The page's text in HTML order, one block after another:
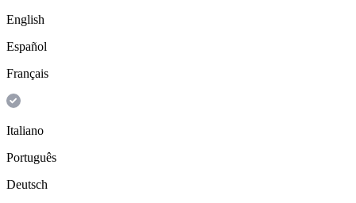
English
Español
Français
Italiano
Português
Deutsch